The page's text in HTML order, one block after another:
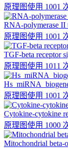
原理图使用 1001
RNA-polymerase II
原理图使用 1001
TGF-beta receptor
原理图使用 1011
原理图使用 1001
Cytokine-cytokine
原理图使用 1000
Mitochondrial beta-